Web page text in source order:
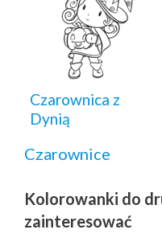
Czarownica z
Dynią
Czarownice
Kolorowanki do
zainteresować